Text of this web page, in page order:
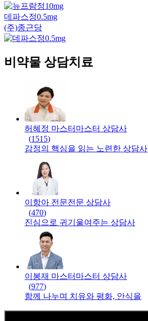
데파스정0.5mg
(주)종근당
비약물 상담치료
허혜정 마스터 마스터 상담사
(1515)
감정의 핵심을 읽는 노련한 상담사
이항아 전문전문 상담사
(470)
진심으로 귀기울여주는 상담사
이봉재 마스터 마스터 상담사
(977)
함께 나누며 치유와 평화, 안식을